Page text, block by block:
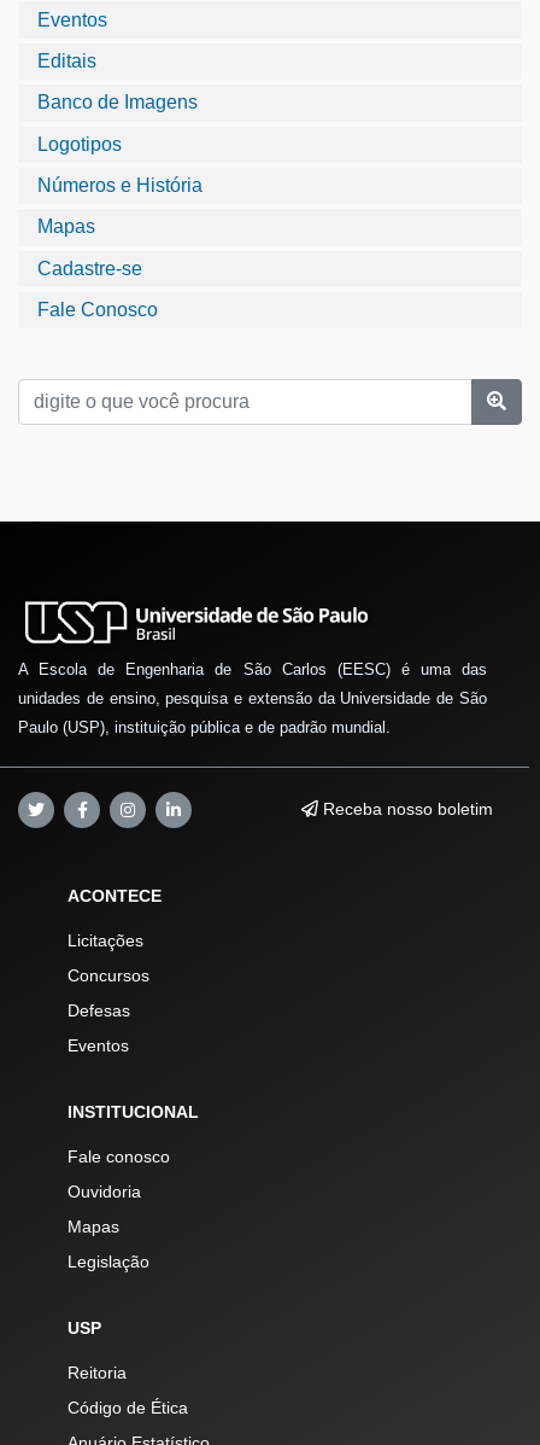
Eventos
Editais
Banco de Imagens
Logotipos
Números e História
Mapas
Cadastre-se
Fale Conosco
A Escola de Engenharia de São Carlos (EESC) é uma das
unidades de ensino, pesquisa e extensão da Universidade de São
Paulo (USP), instituição pública e de padrão mundial.
Receba nosso boletim
ACONTECE
Licitações
Concursos
Defesas
Eventos
INSTITUCIONAL
Fale conosco
Ouvidoria
Mapas
Legislação
USP
Reitoria
Código de Ética